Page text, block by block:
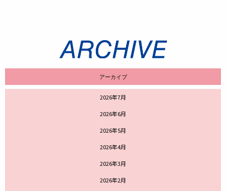
アーカイブ
2026年7月
2026年6月
2026年5月
2026年4月
2026年3月
2026年2月